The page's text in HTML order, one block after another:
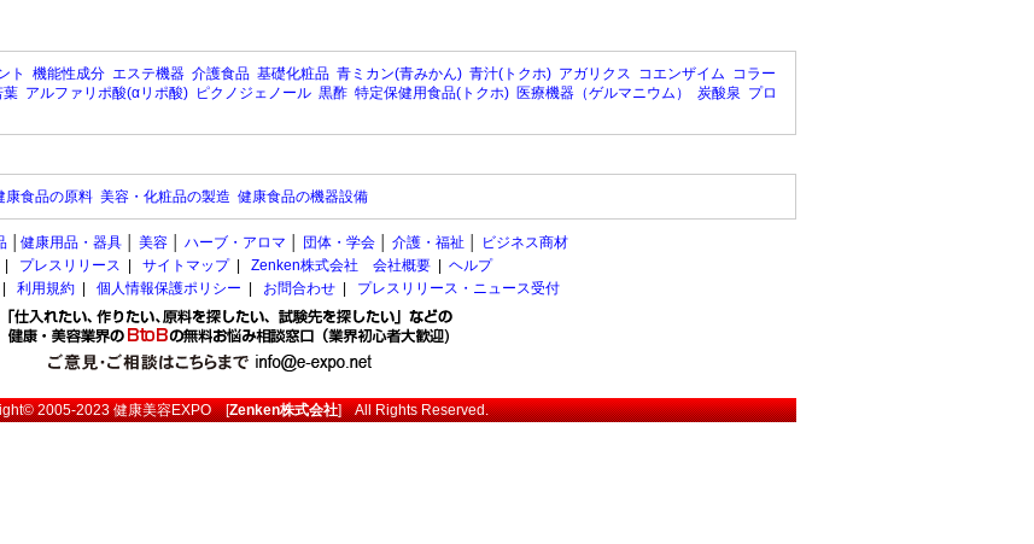
ト 機能性成分 エステ機器 介護食品 基礎化粧品 青ミカン(青みかん) 青汁(トクホ) アガリクス コエンザイム コラー
葉 アルファリポ酸(αリポ酸) ピクノジェノール 黒酢 特定保健用食品(トクホ) 医療機器（ゲルマニウム） 炭酸泉 プロ
康食品の原料 美容・化粧品の製造 健康食品の機器設備
健康用品・器具 美容 ハーブ・アロマ 団体・学会 介護・福祉
ビジネス商材
プレスリリース サイトマップ| Zenken株式会社 会社概要
ヘルプ
利用規約 個人情報保護ポリシー お問合わせ プレスリリース・ニュース受付
2005-2023健康美容EXPO[Zenken株式会社] All Rights Reserved.